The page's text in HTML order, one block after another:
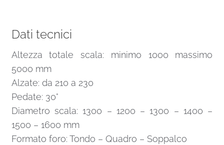
Dati tecnici
Altezza totale scala: minimo 1000 massimo
5000 mm
Alzate: da 210 a 230
Pedate: 30°
Diametro scala: 1300 – 1200 – 1300 – 1400 –
1500 – 1600 mm
Formato foro: Tondo – Quadro – Soppalco